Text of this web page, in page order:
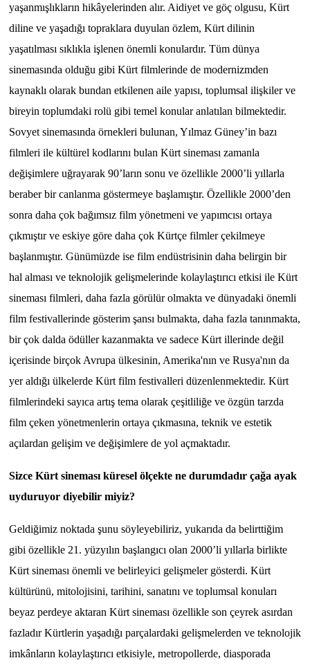
yaşanmışlıkların hikâyelerinden alır. Aidiyet ve göç olgusu, Kürt
diline ve yaşadığı topraklara duyulan özlem, Kürt dilinin
yaşatılması sıklıkla işlenen önemli konulardır. Tüm dünya
sinemasında olduğu gibi Kürt filmlerinde de modernizmden
kaynaklı olarak bundan etkilenen aile yapısı, toplumsal ilişkiler ve
bireyin toplumdaki rolü gibi temel konular anlatılan bilmektedir.
Sovyet sinemasında örnekleri bulunan, Yılmaz Güney’in bazı
filmleri ile kültürel kodlarını bulan Kürt sineması zamanla
değişimlere uğrayarak 90’ların sonu ve özellikle 2000’li yıllarla
beraber bir canlanma göstermeye başlamıştır. Özellikle 2000’den
sonra daha çok bağımsız film yönetmeni ve yapımcısı ortaya
çıkmıştır ve eskiye göre daha çok Kürtçe filmler çekilmeye
başlanmıştır. Günümüzde ise film endüstrisinin daha belirgin bir
hal alması ve teknolojik gelişmelerinde kolaylaştırıcı etkisi ile Kürt
sineması filmleri, daha fazla görülür olmakta ve dünyadaki önemli
film festivallerinde gösterim şansı bulmakta, daha fazla tanınmakta,
bir çok dalda ödüller kazanmakta ve sadece Kürt illerinde değil
içerisinde birçok Avrupa ülkesinin, Amerika'nın ve Rusya'nın da
yer aldığı ülkelerde Kürt film festivalleri düzenlenmektedir. Kürt
filmlerindeki sayıca artış tema olarak çeşitliliğe ve özgün tarzda
film çeken yönetmenlerin ortaya çıkmasına, teknik ve estetik
açılardan gelişim ve değişimlere de yol açmaktadır.
Sizce Kürt sineması küresel ölçekte ne durumdadır çağa ayak
uyduruyor diyebilir miyiz?
Geldiğimiz noktada şunu söyleyebiliriz, yukarıda da belirttiğim
gibi özellikle 21. yüzyılın başlangıcı olan 2000’li yıllarla birlikte
Kürt sineması önemli ve belirleyici gelişmeler gösterdi. Kürt
kültürünü, mitolojisini, tarihini, sanatını ve toplumsal konuları
beyaz perdeye aktaran Kürt sineması özellikle son çeyrek asırdan
fazladır Kürtlerin yaşadığı parçalardaki gelişmelerden ve teknolojik
imkânların kolaylaştırıcı etkisiyle, metropollerde, diasporada